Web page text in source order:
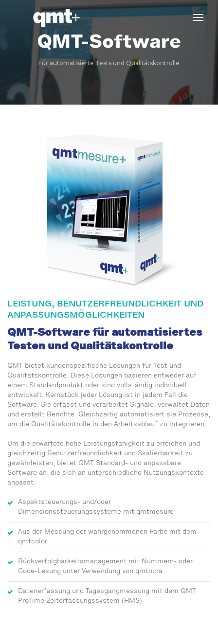
QMT-Software
Für automatisierte Tests und Qualitätskontrolle
LEISTUNG, BENUTZERFREUNDLICHKEIT UND
ANPASSUNGSMÖGLICHKEITEN
QMT-Software für automatisiertes
Testen und Qualitätskontrolle
QMT bietet kundenspezifische Lösungen für Test und
Qualitätskontrolle. Diese Lösungen basieren entweder auf
einem Standardprodukt oder sind vollständig individuell
entwickelt. Kernstück jeder Lösung ist in jedem Fall die
Software: Sie erfasst und verarbeitet Signale, verwaltet Daten
und erstellt Berichte. Gleichzeitig automatisiert sie Prozesse,
um die Qualitätskontrolle in den Arbeitsablauf zu integrieren.
Um die erwartete hohe Leistungsfähigkeit zu erreichen und
gleichzeitig Benutzerfreundlichkeit und Skalierbarkeit zu
gewährleisten, bietet QMT Standard- und anpassbare
Software an, die sich an unterschiedliche Nutzungskontexte
anpasst.
Aspektsteuerungs- und/oder
Dimensionssteuerungssysteme mit qmtmesure
Aus der Messung der wahrgenommenen Farbe mit dem
qmtcolor
Rückverfolgbarkeitsmanagement mit Nummern- oder
Code-Lesung unter Verwendung von qmtocra
Datenerfassung und Tagesgangmessung mit dem QMT
ProTime Zeiterfassungssystem (HMS)